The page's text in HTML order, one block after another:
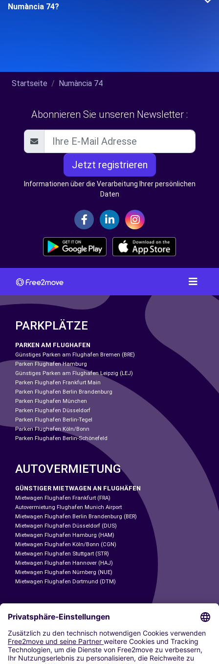
Numància 74?
Startseite Numància 74
Abonnieren Sie unseren Newsletter :
Jetzt registrieren
Informationen über die Verarbeitung Ihrer persönlichen
Daten
PARKPLÄTZE
PARKEN AM FLUGHAFEN
Günstiges Parken am Flughafen Bremen (BRE)
Parken Flughafen Hamburg
Günstiges Parken am Flughafen Leipzig (LEJ)
Parken Flughafen Frankfurt Main
Parken Flughafen Berlin Brandenburg
Parken Flughafen München
Parken Flughafen Düsseldorf
Parken Flughafen Berlin-Tegel
Parken Flughafen Köln/Bonn
Parken Flughafen Berlin-Schönefeld
AUTOVERMIETUNG
GÜNSTIGER MIETWAGEN AN FLUGHÄFEN
Mietwagen Flughafen Frankfurt (FRA)
Autovermietung Flughafen Munich Airport
Mietwagen Flughafen Berlin Brandenburg (BER)
Mietwagen Flughafen Düsseldorf (DUS)
Mietwagen Flughafen Hamburg (HAM)
Mietwagen Flughafen Köln/Bonn (CGN)
Mietwagen Flughafen Stuttgart (STR)
Mietwagen Flughafen Hannover (HAJ)
Mietwagen Flughafen Nürnberg (NUE)
Mietwagen Flughafen Dortmund (DTM)
CARSHARING
UNSERE STÄDTE
Paris
Madrid
Washington DC